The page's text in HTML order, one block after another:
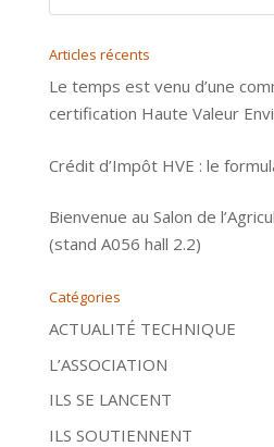
Articles récents
Le temps est venu d’une
certification Haute Valeur
Crédit d’Impôt HVE : le
Bienvenue au Salon de
(stand A056 hall 2.2)
Catégories
ACTUALITÉ TECHNIQUE
L’ASSOCIATION
ILS SE LANCENT
ILS SOUTIENNENT